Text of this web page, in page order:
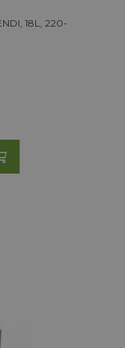
18L, 220-